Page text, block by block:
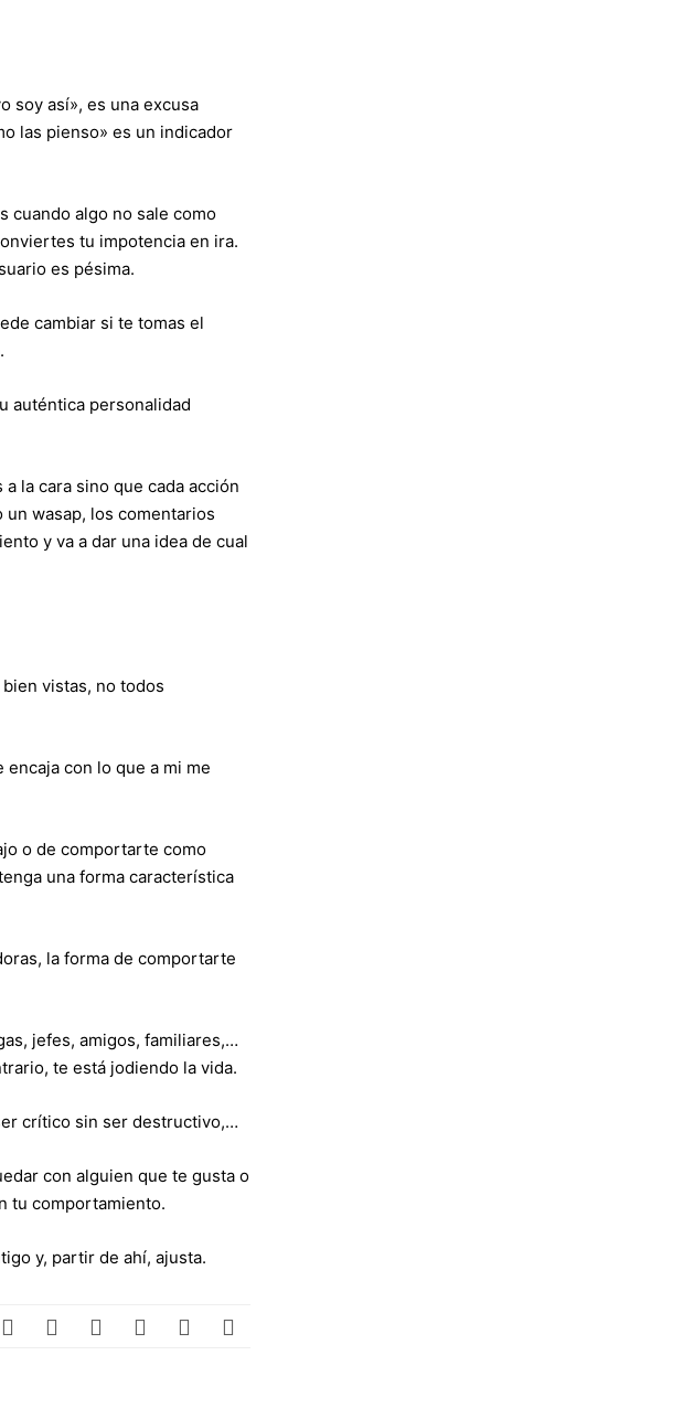
soy así», es una excusa
las pienso» es un indicador
cuando algo no sale como
tu impotencia en ira.
es pésima.
cambiar si te tomas el
auténtica personalidad
la cara sino que cada acción
wasap, los comentarios
y va a dar una idea de cual
vistas, no todos
con lo que a mi me
o de comportarte como
una forma característica
la forma de comportarte
jefes, amigos, familiares,…
te está jodiendo la vida.
crítico sin ser destructivo,…
con alguien que te gusta o
tu comportamiento.
y, partir de ahí, ajusta.